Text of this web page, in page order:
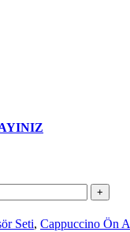
Seti, Cappuccino Ön